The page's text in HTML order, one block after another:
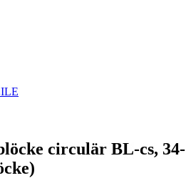
circulär BL-cs, 34-